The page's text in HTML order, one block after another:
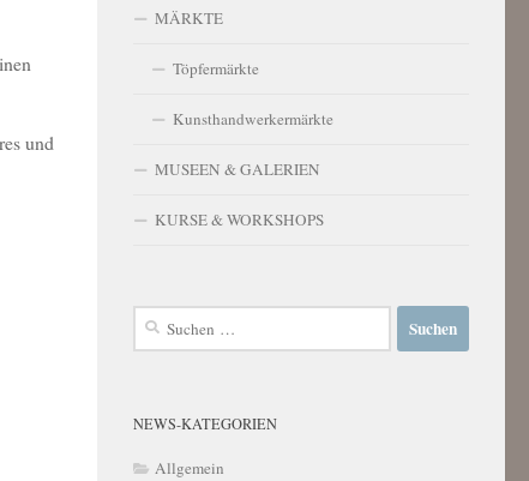
und
MÄRKTE
Töpfermärkte
Kunsthandwerkermärkte
MUSEEN & GALERIEN
KURSE & WORKSHOPS
Suchen
NEWS-KATEGORIEN
Allgemein